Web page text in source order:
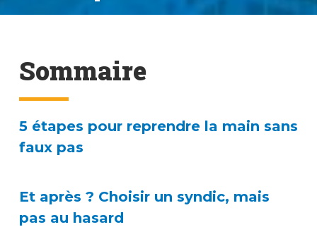
Sommaire
5 étapes pour reprendre la main sans
faux pas
Et après ? Choisir un syndic, mais
pas au hasard